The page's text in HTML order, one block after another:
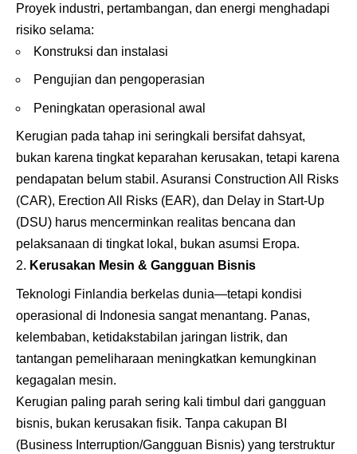
Proyek industri, pertambangan, dan energi menghadapi
risiko selama:
Konstruksi dan instalasi
Pengujian dan pengoperasian
Peningkatan operasional awal
Kerugian pada tahap ini seringkali bersifat dahsyat,
bukan karena tingkat keparahan kerusakan, tetapi karena
pendapatan belum stabil. Asuransi Construction All Risks
(CAR), Erection All Risks (EAR), dan Delay in Start-Up
(DSU) harus mencerminkan realitas bencana dan
pelaksanaan di tingkat lokal, bukan asumsi Eropa.
Kerusakan Mesin & Gangguan Bisnis
Teknologi Finlandia berkelas dunia—tetapi kondisi
operasional di Indonesia sangat menantang. Panas,
kelembaban, ketidakstabilan jaringan listrik, dan
tantangan pemeliharaan meningkatkan kemungkinan
kegagalan mesin.
Kerugian paling parah sering kali timbul dari gangguan
bisnis, bukan kerusakan fisik. Tanpa cakupan BI
(Business Interruption/Gangguan Bisnis) yang terstruktur